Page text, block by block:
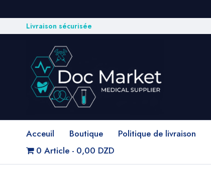
Livraison sécurisée
Acceuil Boutique Politique de livraison
0 Article
0,00 DZD